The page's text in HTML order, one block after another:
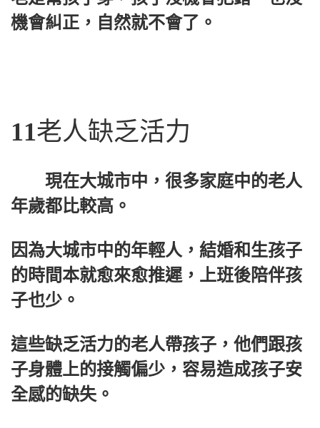
機會糾正，自然就不會了。
11老人缺乏活力
現在大城市中，很多家庭中的老人
年歲都比較高。
因為大城市中的年輕人，結婚和生孩子
的時間本就愈來愈推遲，上班後陪伴孩
子也少。
這些缺乏活力的老人帶孩子，他們跟孩
子身體上的接觸偏少，容易造成孩子安
全感的缺失。